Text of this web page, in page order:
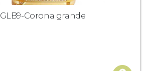
GLB9-Corona grande